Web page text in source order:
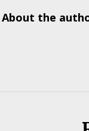
About the